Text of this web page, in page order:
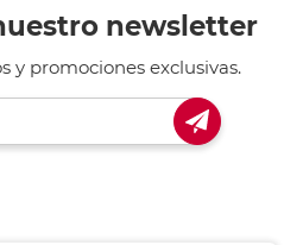
newsletter
y promociones exclusivas.